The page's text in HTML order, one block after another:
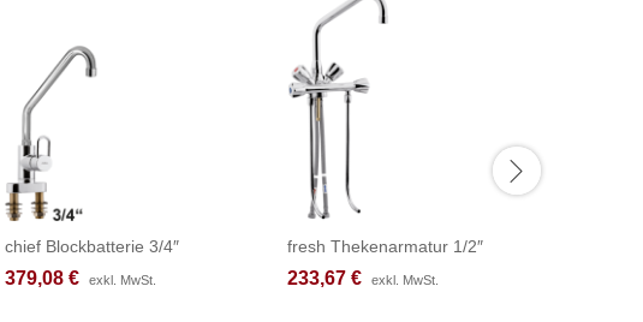
chief Blockbatterie 3/4″
379,08 € exkl. MwSt.
379,08 € exkl. MwSt.
fresh Thekenarmatur 1/2″
233,67 € exkl. MwSt.
233,67 € exkl. MwSt.